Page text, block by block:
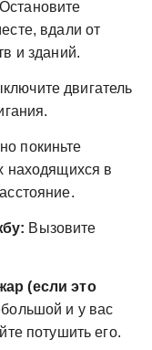
Остановите
вдали от
и зданий.
двигатель
покиньте
находящихся в
Вызовите
(если это
и у вас
потушить его.